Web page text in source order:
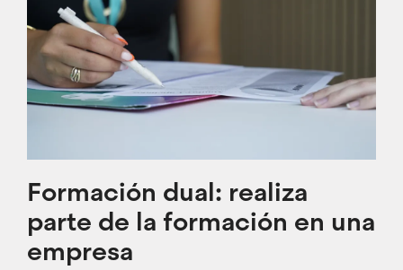
Formación dual: realiza
parte de la formación en una
empresa